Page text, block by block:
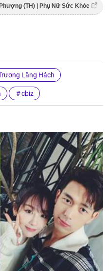
(TH) | Phụ Nữ Sức Khỏe
Lăng Hách
cbiz